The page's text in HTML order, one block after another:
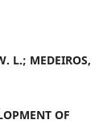
L.; MEDEIROS,
OF